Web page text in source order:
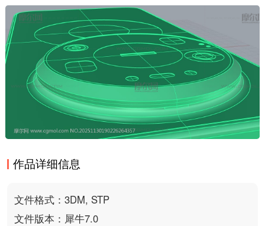
作品详细信息
文件格式：3DM, STP
文件版本：犀牛7.0